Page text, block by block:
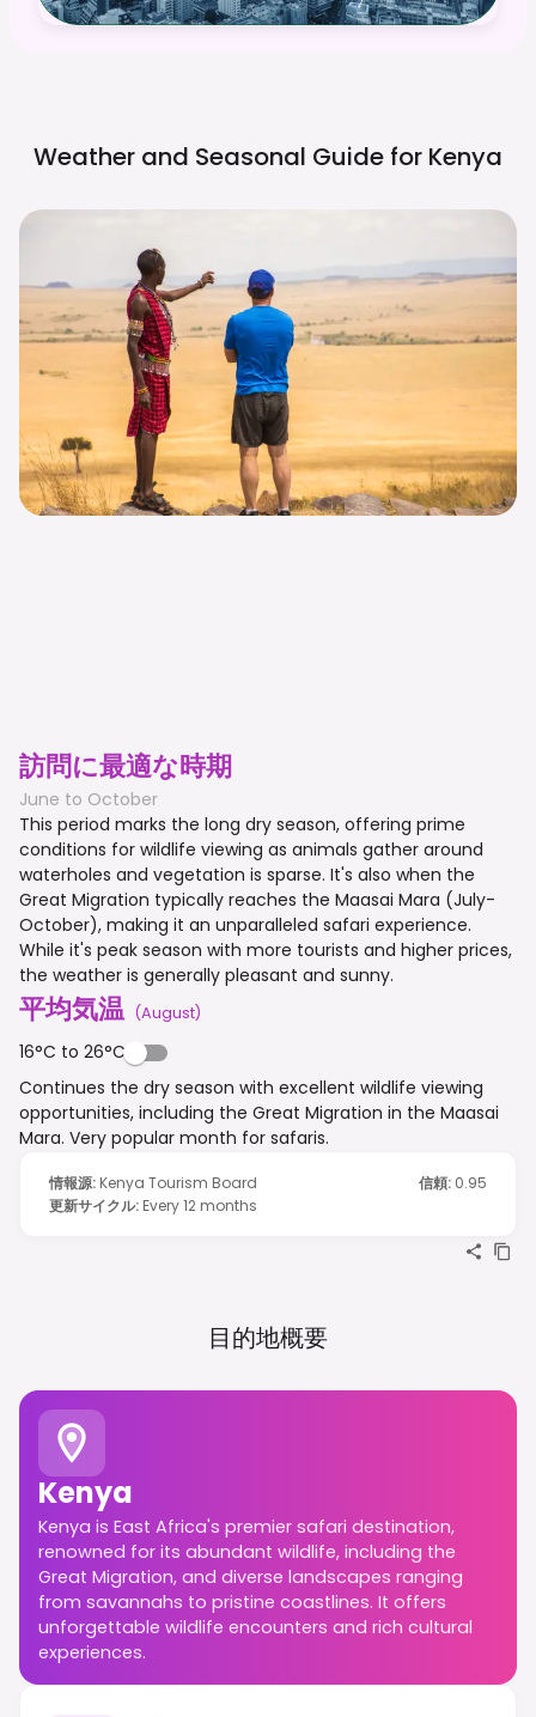
Weather and Seasonal Guide for Kenya
訪問に最適な時期
June to October
This period marks the long dry season, offering prime
conditions for wildlife viewing as animals gather around
waterholes and vegetation is sparse. It's also when the
Great Migration typically reaches the Maasai Mara (July-
October), making it an unparalleled safari experience.
While it's peak season with more tourists and higher prices,
the weather is generally pleasant and sunny.
平均気温 (August)
16°C to 26°C
Continues the dry season with excellent wildlife viewing
opportunities, including the Great Migration in the Maasai
Mara. Very popular month for safaris.
情報源: Kenya Tourism Board 信頼: 0.95
更新サイクル: Every 12 months
目的地概要
Kenya
Kenya is East Africa's premier safari destination,
renowned for its abundant wildlife, including the
Great Migration, and diverse landscapes ranging
from savannahs to pristine coastlines. It offers
unforgettable wildlife encounters and rich cultural
experiences.